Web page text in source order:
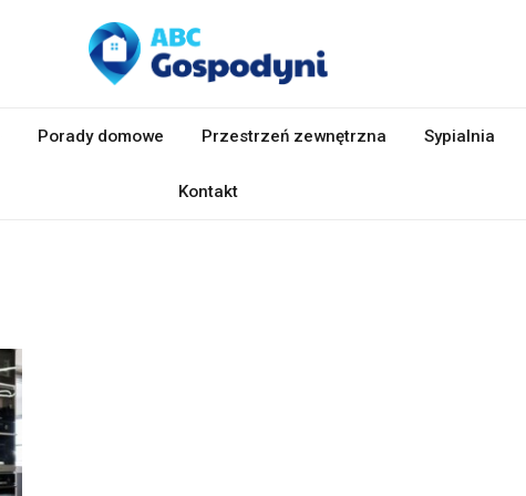
Porady domowe Przestrzeń zewnętrzna Sypialnia
Kontakt